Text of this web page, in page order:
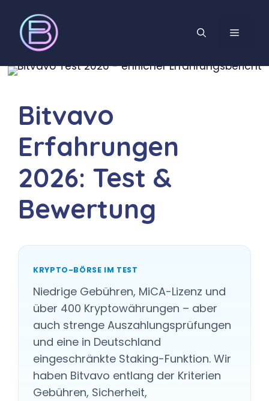
Inhalt
springen
MENÜ
Bitvavo
Erfahrungen
2026: Test &
Bewertung
KRYPTO-BÖRSE IM TEST
Niedrige Gebühren, MiCA-Lizenz und
über 400 Kryptowährungen – aber
auch strenge Auszahlungsprüfungen
und eine in Deutschland
eingeschränkte Staking-Funktion. Wir
haben Bitvavo entlang der Kriterien
Gebühren, Sicherheit,